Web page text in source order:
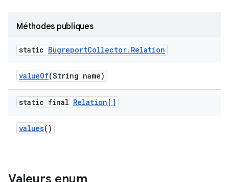
Méthodes publiques
static BugreportCollector. Relation
valueOf(String name)
static final Relation[]
values()
Valeurs enum